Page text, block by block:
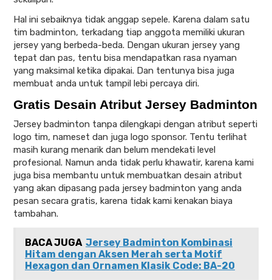
Hal ini sebaiknya tidak anggap sepele. Karena dalam satu
tim badminton, terkadang tiap anggota memiliki ukuran
jersey yang berbeda-beda. Dengan ukuran jersey yang
tepat dan pas, tentu bisa mendapatkan rasa nyaman
yang maksimal ketika dipakai. Dan tentunya bisa juga
membuat anda untuk tampil lebi percaya diri.
Gratis Desain Atribut Jersey Badminton
Jersey badminton tanpa dilengkapi dengan atribut seperti
logo tim, nameset dan juga logo sponsor. Tentu terlihat
masih kurang menarik dan belum mendekati level
profesional. Namun anda tidak perlu khawatir, karena kami
juga bisa membantu untuk membuatkan desain atribut
yang akan dipasang pada jersey badminton yang anda
pesan secara gratis, karena tidak kami kenakan biaya
tambahan.
BACA JUGA Jersey Badminton Kombinasi
Hitam dengan Aksen Merah serta Motif
Hexagon dan Ornamen Klasik Code: BA-20